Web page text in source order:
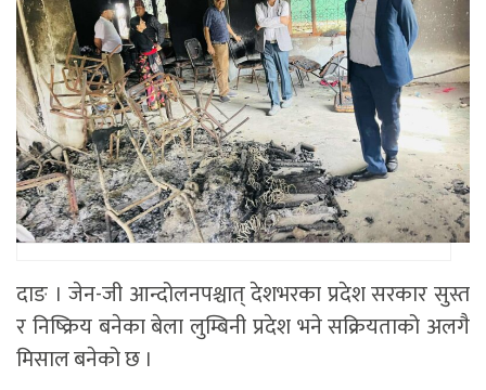
दाङ । जेन-जी आन्दोलनपश्चात् देशभरका प्रदेश सरकार सुस्त
र निष्क्रिय बनेका बेला लुम्बिनी प्रदेश भने सक्रियताको अलगै
मिसाल बनेको छ ।